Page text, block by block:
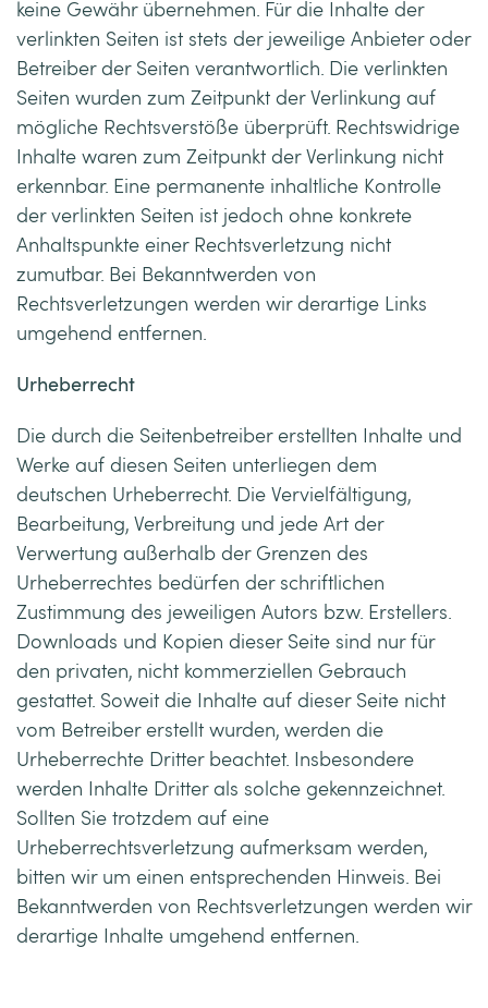
keine Gewähr übernehmen. Für die Inhalte der
verlinkten Seiten ist stets der jeweilige Anbieter oder
Betreiber der Seiten verantwortlich. Die verlinkten
Seiten wurden zum Zeitpunkt der Verlinkung auf
mögliche Rechtsverstöße überprüft. Rechtswidrige
Inhalte waren zum Zeitpunkt der Verlinkung nicht
erkennbar. Eine permanente inhaltliche Kontrolle
der verlinkten Seiten ist jedoch ohne konkrete
Anhaltspunkte einer Rechtsverletzung nicht
zumutbar. Bei Bekanntwerden von
Rechtsverletzungen werden wir derartige Links
umgehend entfernen.
Urheberrecht
Die durch die Seitenbetreiber erstellten Inhalte und
Werke auf diesen Seiten unterliegen dem
deutschen Urheberrecht. Die Vervielfältigung,
Bearbeitung, Verbreitung und jede Art der
Verwertung außerhalb der Grenzen des
Urheberrechtes bedürfen der schriftlichen
Zustimmung des jeweiligen Autors bzw. Erstellers.
Downloads und Kopien dieser Seite sind nur für
den privaten, nicht kommerziellen Gebrauch
gestattet. Soweit die Inhalte auf dieser Seite nicht
vom Betreiber erstellt wurden, werden die
Urheberrechte Dritter beachtet. Insbesondere
werden Inhalte Dritter als solche gekennzeichnet.
Sollten Sie trotzdem auf eine
Urheberrechtsverletzung aufmerksam werden,
bitten wir um einen entsprechenden Hinweis. Bei
Bekanntwerden von Rechtsverletzungen werden wir
derartige Inhalte umgehend entfernen.